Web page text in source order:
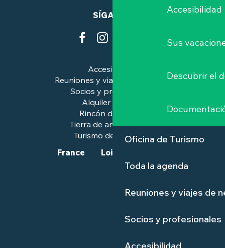
Accesibilidad
Sus
Descubrir el
Oficina de Turismo
Toda la agenda
Reuniones y viajes de
Socios y profesionales
SÍGANOS
Accesibilidad
Reuniones y viajes de negocios
Socios y profesionales
Alquiler de salas
Rincón de prensa
Tierra de arte e historia
Turismo de calidad™.
France
Loire-Atlantique